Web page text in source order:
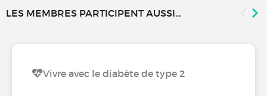
LES MEMBRES PARTICIPENT AUSSI...
Vivre avec le diabète de type 2